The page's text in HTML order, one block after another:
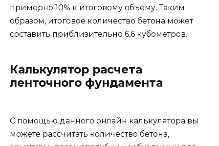
примерно 10% к итоговому объему. Таким
образом, итоговое количество бетона может
составить приблизительно 6,6 кубометров.
Калькулятор расчета
ленточного фундамента
С помощью данного онлайн калькулятора вы
можете рассчитать количество бетона,